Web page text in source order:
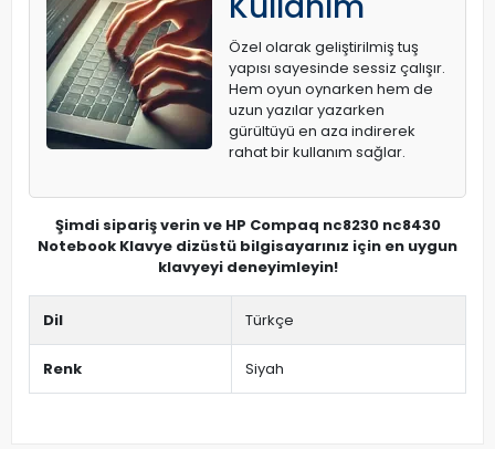
Özel olarak geliştirilmiş tuş
yapısı sayesinde sessiz çalışır.
Hem oyun oynarken hem de
uzun yazılar yazarken
gürültüyü en aza indirerek
rahat bir kullanım sağlar.
Şimdi sipariş verin ve HP Compaq nc8230 nc8430
Notebook Klavye dizüstü bilgisayarınız için en uygun
klavyeyi deneyimleyin!
Dil Türkçe
Renk Siyah